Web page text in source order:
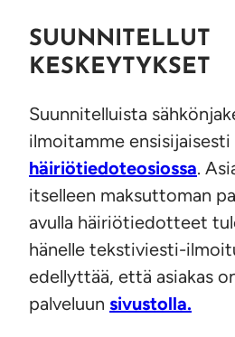
SUUNNITELLUT
KESKEYTYKSET
Suunnitelluista
ilmoitamme
häiriötiedoteosiossa.
itselleen maksuttoman
avulla häiriötiedotteet
hänelle tekstiviesti-
edellyttää, että asiakas
palveluun sivustolla.